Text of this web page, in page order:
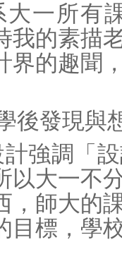
大一所有
我的素描
界的趣聞
後發現與
計強調「
以大一不
，師大的
目標，學